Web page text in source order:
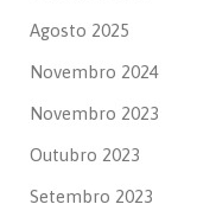
Agosto 2025
Novembro 2024
Novembro 2023
Outubro 2023
Setembro 2023